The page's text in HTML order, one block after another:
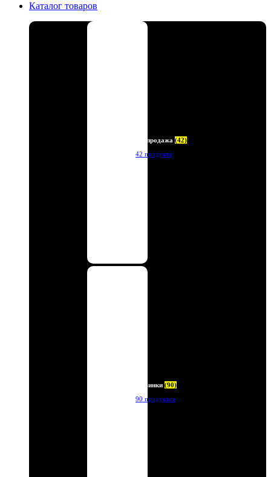
Каталог товаров
Распродажа (42)
42 продукта
Новинки (90)
90 продуктов